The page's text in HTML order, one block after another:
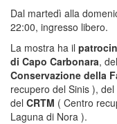
Dal martedì alla
22:00, ingresso libero.
La mostra ha il
di Capo Carbonara,
Conservazione della
recupero del Sinis ), del
del CRTM ( Centro
Laguna di Nora ).